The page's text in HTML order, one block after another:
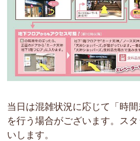
当日は混雑状況に応じて「時間
を行う場合がございます。ス
いします。